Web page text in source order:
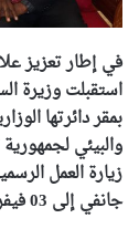
في إطار تعزيز
استقبلت وزيرة
بمقر دائرتها
والبيئي
جانفي إلى 03 فيفري 2026.